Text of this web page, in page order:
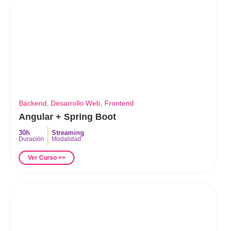
Backend, Desarrollo Web, Frontend
Angular + Spring Boot
30h
Duración
Streaming
Modalidad
Ver Curso >>